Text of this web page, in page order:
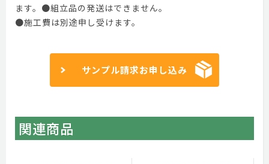
ます。●組立品の発送はできません。
●施工費は別途申し受けます。
サンプル請求お申し込み
関連商品